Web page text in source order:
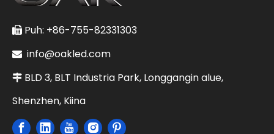
 Puh: +86-755-82331303
 info@oakled.com
 BLD 3, BLT Industria Park, Longgangin alue,
Shenzhen, Kiina